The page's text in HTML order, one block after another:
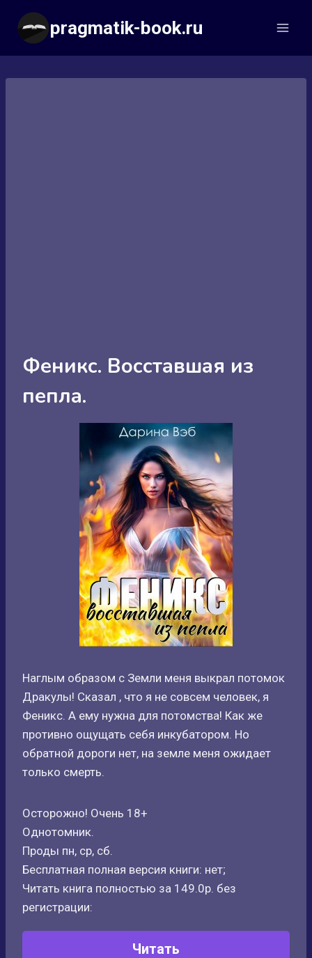
Перейти
содержимому
pragmatik-book.ru
Феникс. Восставшая из
пепла.
Наглым образом с Земли меня выкрал потомок
Дракулы! Сказал , что я не совсем человек, я
Феникс. А ему нужна для потомства! Как же
противно ощущать себя инкубатором. Но
обратной дороги нет, на земле меня ожидает
только смерть.
Осторожно! Очень 18+
Однотомник.
Проды пн, ср, сб.
Бесплатная полная версия книги: нет;
Читать книга полностью за 149.0р. без
регистрации:
Читать